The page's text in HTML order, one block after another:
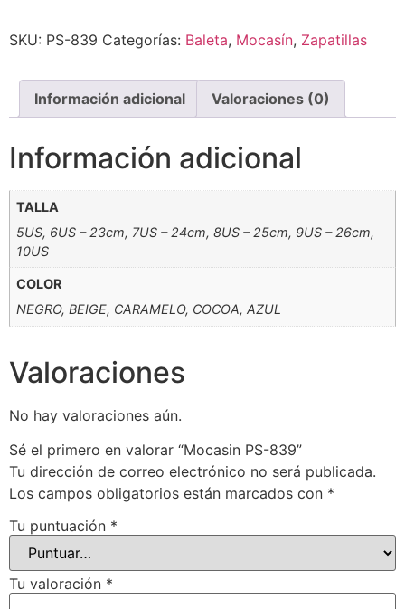
SKU: PS-839 Categorías: Baleta, Mocasín, Zapatillas
Información adicional Valoraciones (0)
Información adicional
TALLA
5US, 6US – 23cm, 7US – 24cm, 8US – 25cm, 9US – 26cm,
10US
COLOR
NEGRO, BEIGE, CARAMELO, COCOA, AZUL
Valoraciones
No hay valoraciones aún.
Sé el primero en valorar “Mocasin PS-839”
Tu dirección de correo electrónico no será publicada.
Los campos obligatorios están marcados con *
Tu puntuación *
Tu valoración *